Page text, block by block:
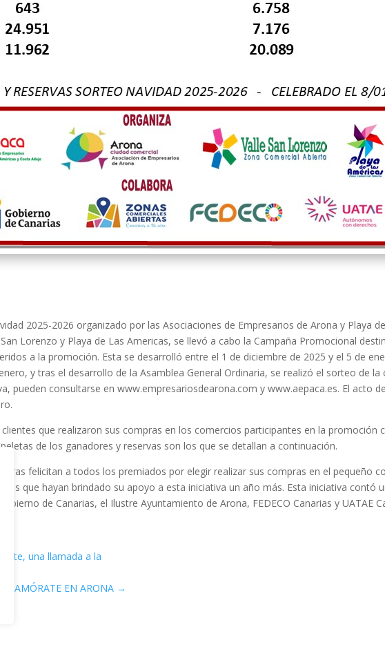
2025-2026 organizado por las Asociaciones de Empresarios de Arona y Playa
Lorenzo y Playa de Las Americas, se llevó a cabo la Campaña Promocional
a la promoción. Esta se desarrolló entre el 1 de diciembre de 2025 y el 5 de
y tras el desarrollo de la Asamblea General Ordinaria, se realizó el sorteo de la
pueden consultarse en www.empresariosdearona.com y www.aepaca.es. El acto
que realizaron sus compras en los comercios participantes en la promoción
de los ganadores y reservas son los que se detallan a continuación.
felicitan a todos los premiados por elegir realizar sus compras en el pequeño
que hayan brindado su apoyo a esta iniciativa un año más. Esta iniciativa contó
de Canarias, el Ilustre Ayuntamiento de Arona, FEDECO Canarias y UATAE
una llamada a la
ENAMÓRATE EN ARONA →